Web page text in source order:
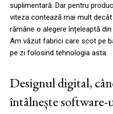
suplimentară. Dar pentru
viteza contează mai mult
rămâne o alegere înțeleaptă
Am văzut fabrici care scot pe
pe zi folosind tehnologia asta.
Designul digital,
întâlnește software-